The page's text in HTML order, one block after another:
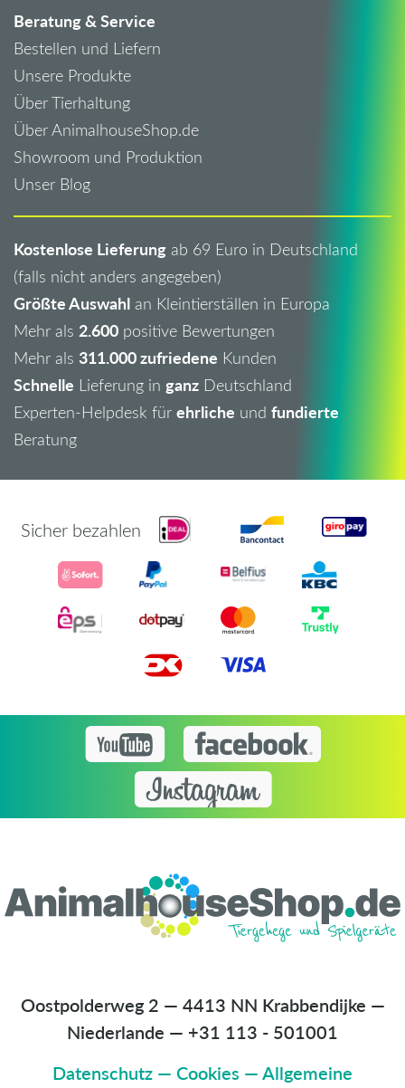
Beratung & Service
Bestellen und Liefern
Unsere Produkte
Über Tierhaltung
Über AnimalhouseShop.de
Showroom und Produktion
Unser Blog
Kostenlose Lieferung ab 69 Euro in Deutschland
(falls nicht anders angegeben)
Größte Auswahl an Kleintierställen in Europa
Mehr als 2.600 positive Bewertungen
Mehr als 311.000 zufriedene Kunden
Schnelle Lieferung in ganz Deutschland
Experten-Helpdesk für ehrliche und fundierte
Beratung
Sicher bezahlen
Oostpolderweg 2 — 4413 NN Krabbendijke —
Niederlande — +31 113 - 501001
Datenschutz — Cookies —Allgemeine